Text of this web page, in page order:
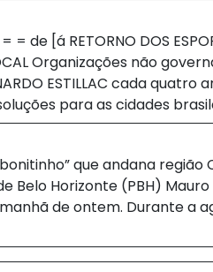
= de [á RETORNO DOS
LOCAL Organizações não
ESTILLAC cada
para as cidades
que andana
Belo Horizonte (PBH)
de ontem. Durante a